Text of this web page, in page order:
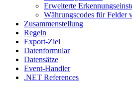
Erweiterte
Währungscodes für
Zusammenstellung
Regeln
Export-Ziel
Datenformular
Datensätze
Event-Handler
.NET References